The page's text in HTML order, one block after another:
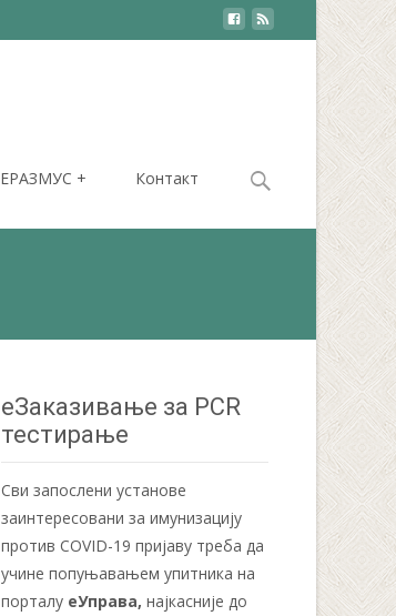
ЕРАЗМУС + Контакт
Search
еЗаказивање за PCR
тестирање
Сви запослени установе
заинтересовани за имунизацију
против COVID-19 пријаву треба да
учине попуњавањем упитника на
порталу еУправа, најкасније до